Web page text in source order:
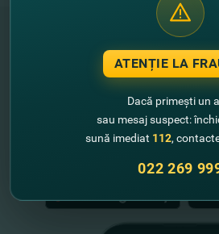
"FinComBank" S.A. este
din Republica
FinComPay
ATENȚIE LA
Dacă primești un
sau mesaj suspect:
sună imediat 112,
022 269